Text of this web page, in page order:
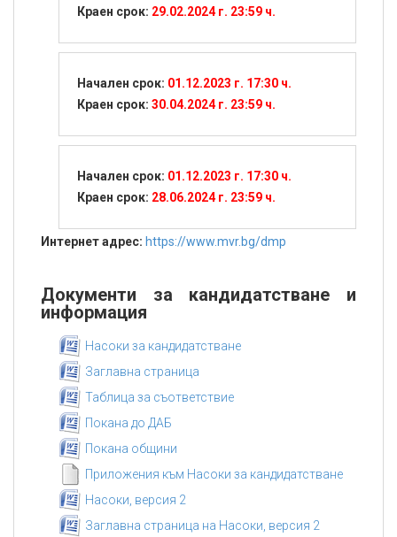
Краен срок: 29.02.2024 г. 23:59 ч.
Начален срок: 01.12.2023 г. 17:30 ч.
Краен срок: 30.04.2024 г. 23:59 ч.
Начален срок: 01.12.2023 г. 17:30 ч.
Краен срок: 28.06.2024 г. 23:59 ч.
Интернет адрес: https://www.mvr.bg/dmp
Документи за кандидатстване и
информация
Насоки за кандидатстване
Заглавна страница
Таблица за съответствие
Покана до ДАБ
Покана общини
Приложения към Насоки за кандидатстване
Насоки, версия 2
Заглавна страница на Насоки, версия 2